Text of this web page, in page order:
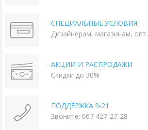
СПЕЦИАЛЬНЫЕ УСЛОВИЯ
Дизайнерам, магазинам, опт.
АКЦИИ И РАСПРОДАЖИ
Скидки до 30%
ПОДДЕРЖКА 9-21
Звоните: 067 427-27-28